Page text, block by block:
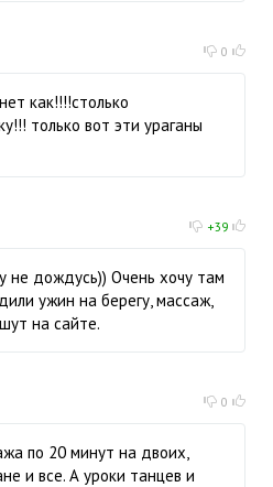
0
как!!!!столько
только вот эти ураганы
+39
не дождусь)) Очень хочу там
ужин на берегу, массаж,
на сайте.
0
по 20 минут на двоих,
и все. А уроки танцев и